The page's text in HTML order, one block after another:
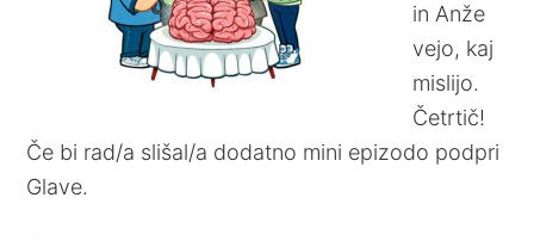
in Anže
vejo, kaj
mislijo.
Četrtič!
Če bi rad/a slišal/a dodatno mini epizodo podpri
Glave.